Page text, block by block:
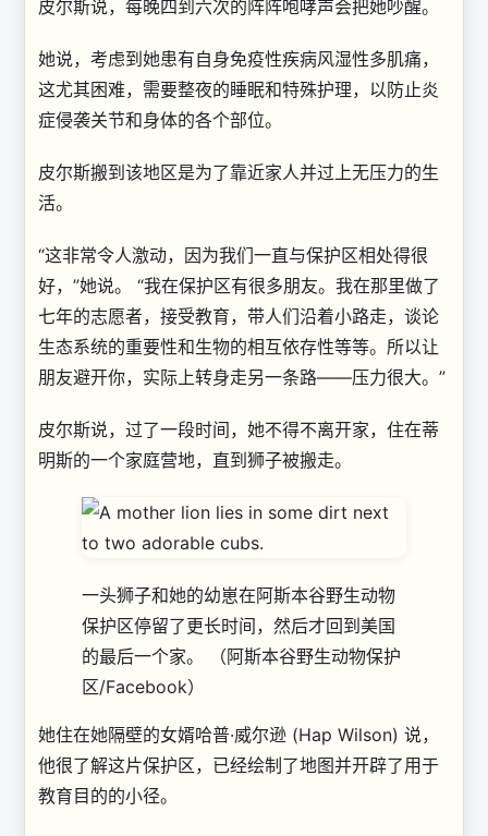
皮尔斯说，每晚四到六次的阵阵咆哮声会把她吵醒。
她说，考虑到她患有自身免疫性疾病风湿性多肌痛，
这尤其困难，需要整夜的睡眠和特殊护理，以防止炎
症侵袭关节和身体的各个部位。
皮尔斯搬到该地区是为了靠近家人并过上无压力的生
活。
“这非常令人激动，因为我们一直与保护区相处得很
好，”她说。 “我在保护区有很多朋友。我在那里做了
七年的志愿者，接受教育，带人们沿着小路走，谈论
生态系统的重要性和生物的相互依存性等等。所以让
朋友避开你，实际上转身走另一条路——压力很大。”
皮尔斯说，过了一段时间，她不得不离开家，住在蒂
明斯的一个家庭营地，直到狮子被搬走。
一头狮子和她的幼崽在阿斯本谷野生动物
保护区停留了更长时间，然后才回到美国
的最后一个家。
（阿斯本谷野生动物保护
区/Facebook）
她住在她隔壁的女婿哈普·威尔逊 (Hap Wilson) 说，
他很了解这片保护区，已经绘制了地图并开辟了用于
教育目的的小径。